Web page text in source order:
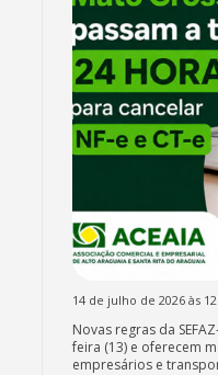
14 de julho de 2026 às
Novas regras da
feira (13) e oferecem
empresários e